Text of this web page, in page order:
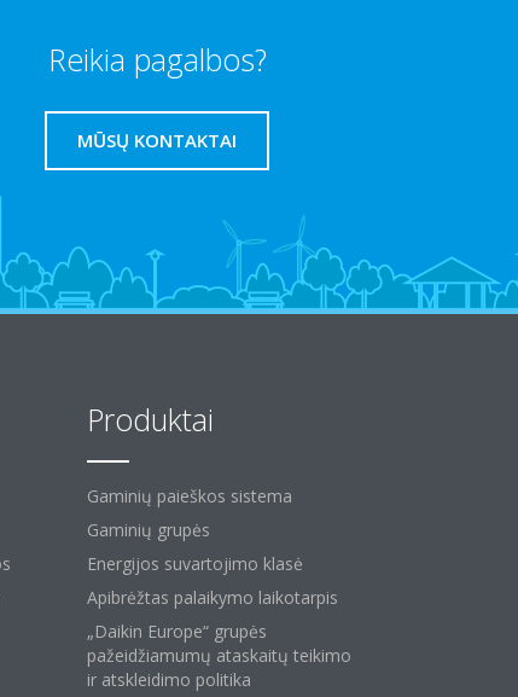
Reikia pagalbos?
MŪSŲ KONTAKTAI
Produktai
Gaminių paieškos sistema
Gaminių grupės
Energijos suvartojimo klasė
Apibrėžtas palaikymo laikotarpis
„Daikin Europe“ grupės
pažeidžiamumų ataskaitų teikimo
ir atskleidimo politika